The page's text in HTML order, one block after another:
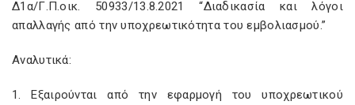
Δ1α/Γ.Π.οικ. 50933/13.8.2021 “Διαδικασία και λόγοι
απαλλαγής από την υποχρεωτικότητα του εμβολιασμού.”
Αναλυτικά:
1. Εξαιρούνται από την εφαρμογή του υποχρεωτικού